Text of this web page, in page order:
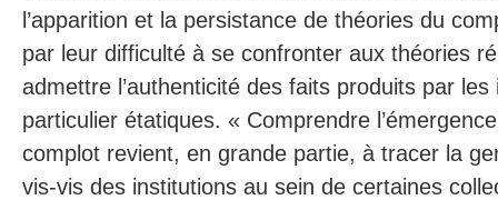
l’apparition et la persistance de théories du
par leur difficulté à se confronter aux théories
admettre l’authenticité des faits produits par
particulier étatiques. « Comprendre
complot revient, en grande partie, à tracer la
vis-vis des institutions au sein de certaines